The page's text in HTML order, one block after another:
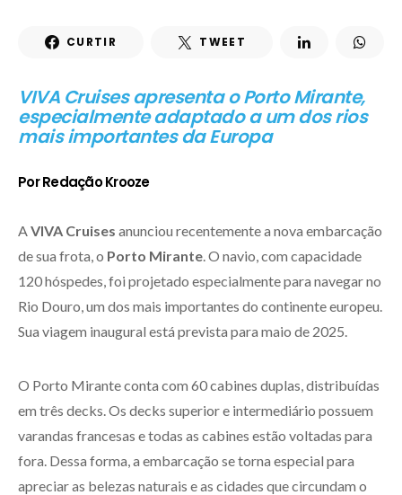
CURTIR TWEET
VIVA Cruises apresenta o Porto Mirante,
especialmente adaptado a um dos rios
mais importantes da Europa
Por Redação Krooze
A VIVA Cruises anunciou recentemente a nova embarcação
de sua frota, o Porto Mirante . O navio, com capacidade
120 hóspedes, foi projetado especialmente para navegar no
Rio Douro, um dos mais importantes do continente europeu.
Sua viagem inaugural está prevista para maio de 2025.
O Porto Mirante conta com 60 cabines duplas, distribuídas
em três decks. Os decks superior e intermediário possuem
varandas francesas e todas as cabines estão voltadas para
fora. Dessa forma, a embarcação se torna especial para
apreciar as belezas naturais e as cidades que circundam o